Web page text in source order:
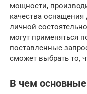
мощности,
качества
личной
могут применяться
поставленные
сможет выбрать то,
В чем